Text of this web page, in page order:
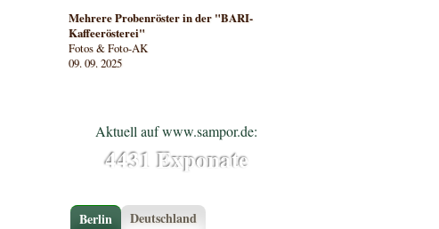
Mehrere Probenröster in der "BARI-
Kaffeerösterei"
Fotos & Foto-AK
09. 09. 2025
Aktuell auf www.sampor.de:
4431 Exponate
Berlin Deutschland